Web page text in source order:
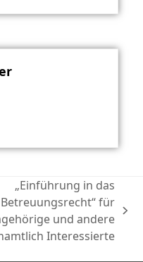
„Einführung in das
Betreuungsrecht“ für
und andere
Interessierte